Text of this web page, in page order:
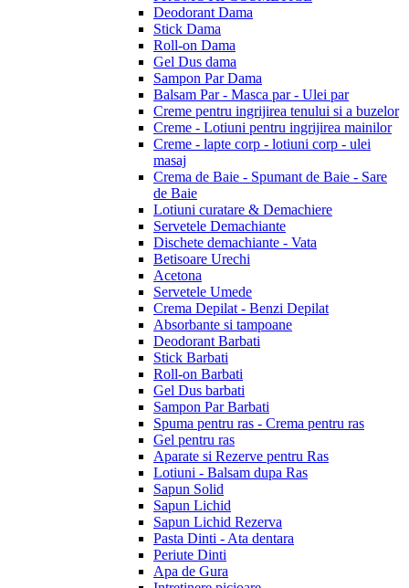
Deodorant Dama
Stick Dama
Roll-on Dama
Gel Dus dama
Sampon Par Dama
Balsam Par - Masca par - Ulei par
Creme pentru ingrijirea tenului si a buzelor
Creme - Lotiuni pentru ingrijirea mainilor
Creme - lapte corp - lotiuni corp - ulei
masaj
Crema de Baie - Spumant de Baie - Sare
de Baie
Lotiuni curatare & Demachiere
Servetele Demachiante
Dischete demachiante - Vata
Betisoare Urechi
Acetona
Servetele Umede
Crema Depilat - Benzi Depilat
Absorbante si tampoane
Deodorant Barbati
Stick Barbati
Roll-on Barbati
Gel Dus barbati
Sampon Par Barbati
Spuma pentru ras - Crema pentru ras
Gel pentru ras
Aparate si Rezerve pentru Ras
Lotiuni - Balsam dupa Ras
Sapun Solid
Sapun Lichid
Sapun Lichid Rezerva
Pasta Dinti - Ata dentara
Periute Dinti
Apa de Gura